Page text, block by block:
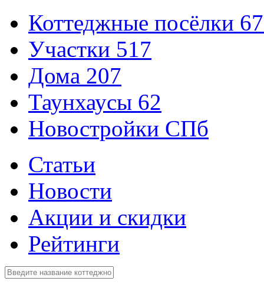
Коттеджные посёлки
Участки 517
Дома 207
Таунхаусы 62
Новостройки СПб
Статьи
Новости
Акции и скидки
Рейтинги